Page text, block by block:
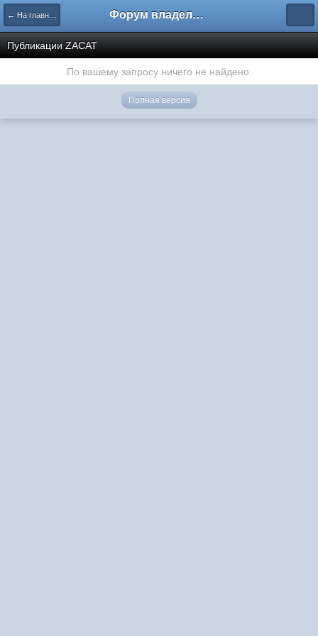
← На главную Форум владельцев интернет-магазинов
Публикации ZACAT
По вашему запросу ничего не найдено.
Полная версия